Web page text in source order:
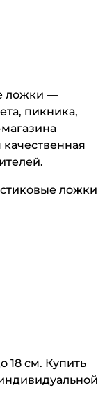
ложки —
пикника,
качественная
ложки
18 см. Купить